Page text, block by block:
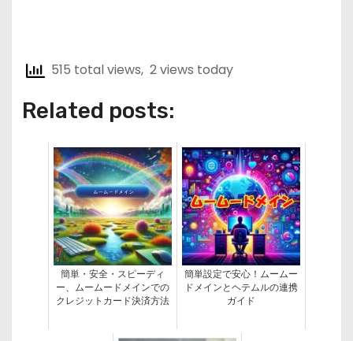
515 total views, 2 views today
Related posts:
簡単・安全・スピーディ
ー、ムームードメインでの
クレジットカード決済方法
簡単設定で安心！ムームー
ドメインとヘテムルの連携
ガイド